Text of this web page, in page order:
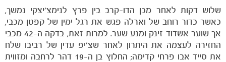
שלוש דקות לאחר מכן הדו-קרב בין פרץ לנימצ'יצקי נמשך,
כאשר כדור רוחב של וארלה פגש את רגל ימין של קפטן מכבי,
אך שוער אשדוד זינק ומנע שער. למרות זאת, בדקה ה-42 מכבי
החזירה לעצמה את היתרון לאחר שצ'יפ עדין של רביבו שלח
את סייד אבו פרחי קדימה; החלוץ בן ה-19 דהר לרחבה ומזווית